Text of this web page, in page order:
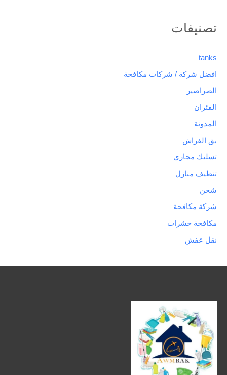
تصنيفات
tanks
افضل شركة / شركات مكافحة
الصراصير
الفئران
المدونة
بق الفراش
تسليك مجاري
تنظيف منازل
شحن
شركة مكافحة
مكافحة حشرات
نقل عفش